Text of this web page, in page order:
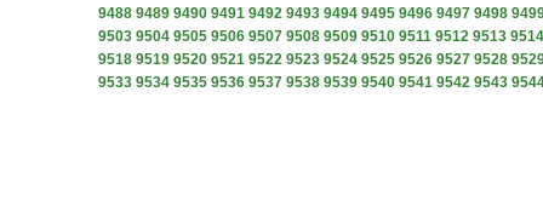
9488 9489 9490 9491 9492 9493 9494 9495 9496 9497 9498
9503 9504 9505 9506 9507 9508 9509 9510 9511 9512 9513 9514
9518 9519 9520 9521 9522 9523 9524 9525 9526 9527 9528
9533 9534 9535 9536 9537 9538 9539 9540 9541 9542 9543